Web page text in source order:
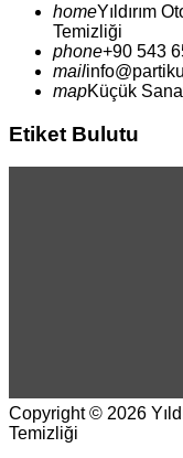
homeYıldırım
Temizliği
phone+90 543
mail
mapKüçük
Etiket Bulutu
© FreeJoomla! 3 Modules-
Copyright © 2026
Temizliği